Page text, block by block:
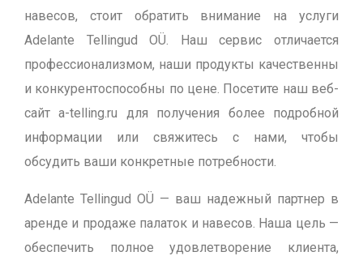
навесов, стоит обратить внимание на услуги
Adelante Tellingud OÜ. Наш сервис отличается
профессионализмом, наши продукты качественны
и конкурентоспособны по цене. Посетите наш веб-
сайт a-telling.ru для получения более подробной
информации или свяжитесь с нами, чтобы
обсудить ваши конкретные потребности.
Adelante Tellingud OÜ — ваш надежный партнер в
аренде и продаже палаток и навесов. Наша цель —
обеспечить полное удовлетворение клиента,